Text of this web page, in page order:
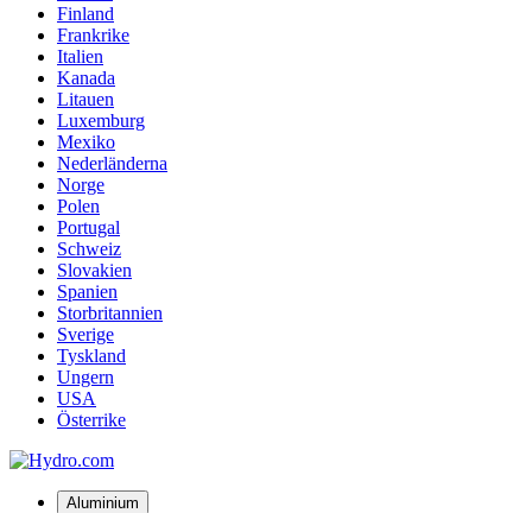
Finland
Frankrike
Italien
Kanada
Litauen
Luxemburg
Mexiko
Nederländerna
Norge
Polen
Portugal
Schweiz
Slovakien
Spanien
Storbritannien
Sverige
Tyskland
Ungern
USA
Österrike
Aluminium